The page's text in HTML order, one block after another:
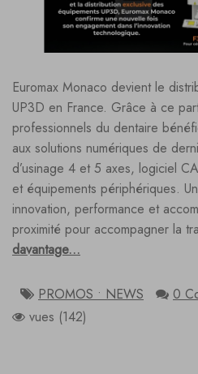
Euromax Monaco devient le
UP3D en France. Grâce à ce
professionnels du dentaire
aux solutions numériques de
d’usinage 4 et 5 axes, logiciel
et équipements périphériques.
innovation, performance et
proximité pour accompagner la
davantage...
PROMOS • NEWS
0
vues (142)